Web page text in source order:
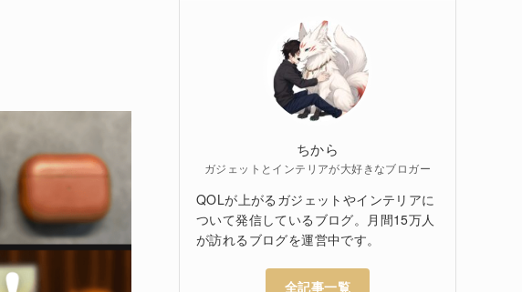
ちから
ガジェットとインテリアが大好きなブロガー
QOLが上がるガジェットやインテリアに
ついて発信しているブログ。月間15万人
が訪れるブログを運営中です。
全記事一覧